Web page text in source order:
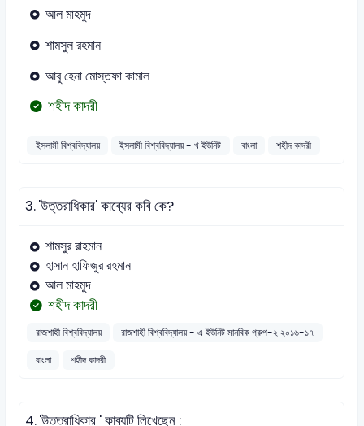
আল মাহমুদ
শামসুল রহমান
আবু হেনা মোস্তফা কামাল
শহীদ কাদরী
ইসলামী বিশ্ববিদ্যালয় ইসলামী বিশ্ববিদ্যালয় - খ ইউনিট বাংলা শহীদ কাদরী
3.'উত্তরাধিকার' কাব্যের কবি কে?
শামসুর রাহমান
হাসান হাফিজুর রহমান
আল মাহমুদ
শহীদ কাদরী
রাজশাহী বিশ্ববিদ্যালয়
রাজশাহী বিশ্ববিদ্যালয় - এ ইউনিট মানবিক গ্রুপ-২ ২০১৬-১৭
বাংলা
শহীদ কাদরী
4.'উত্তরাধিকার ' কাব্যটি লিখেছেন :